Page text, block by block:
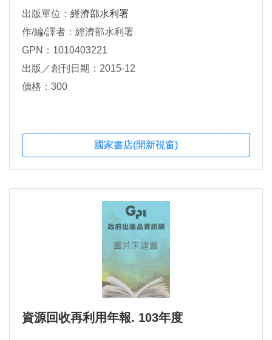
出版單位： 經濟部水利署
作/編/譯者：經濟部水利署
GPN：1010403221
出版／創刊日期：2015-12
價格：300
國家書店(開新視窗)
資源回收再利用年報. 103年度